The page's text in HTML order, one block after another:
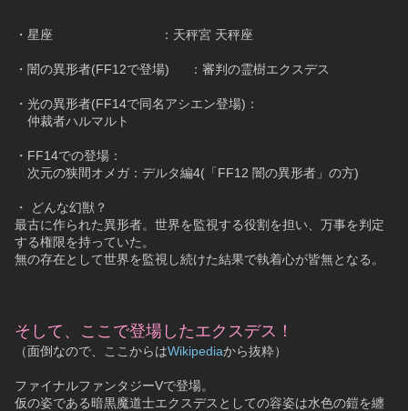
・星座				：天秤宮 天秤座
・闇の異形者(FF12で登場)	：審判の霊樹エクスデス
・光の異形者(FF14で同名アシエン登場)：
仲裁者ハルマルト
・FF14での登場：
・ どんな幻獣？
最古に作られた異形者。世界を監視する役割を担い、万事を判定
する権限を持っていた。
無の存在として世界を監視し続けた結果で執着心が皆無となる。
そして、ここで登場したエクスデス！
（面倒なので、ここからはWikipediaから抜粋）
ファイナルファンタジーVで登場。
仮の姿である暗黒魔道士エクスデスとしての容姿は水色の鎧を纏